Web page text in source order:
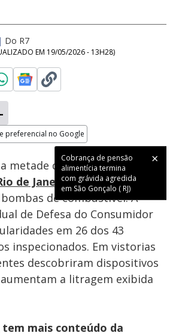
| Do R7
EM 19/05/2026 - 13H28)
preferencial no Google
Cobrança de pensão
alimentícia termina
com grávida agredida
em São Gonçalo ( RJ)
metade dos postos
de Janeiroapresentaram
de combustível. A
de Defesa do Consumidor
em 26 dos 43
inspecionados. Em vistorias
descobriram dispositivos
a litragem exibida
tem mais conteúdo da